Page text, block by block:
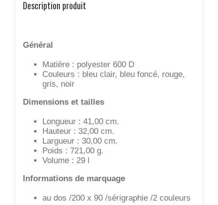
Description produit
Général
Matière : polyester 600 D
Couleurs : bleu clair, bleu foncé, rouge,
gris, noir
Dimensions et tailles
Longueur : 41,00 cm.
Hauteur : 32,00 cm.
Largueur : 30,00 cm.
Poids : 721,00 g.
Volume : 29 l
Informations de marquage
au dos /200 x 90 /sérigraphie /2 couleurs